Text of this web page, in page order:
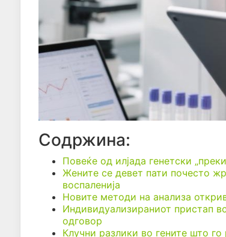
Содржина:
Повеќе од илјада генетски
Жените се девет пати почесто
воспаленија
Новите методи на анализа
Индивидуализираниот пристап
одговор
Клучни разлики во гените што